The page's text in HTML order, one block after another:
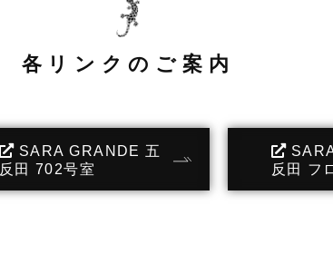
各リンクのご案内
SARA GRANDE 五
反田 702号室
反田 フ